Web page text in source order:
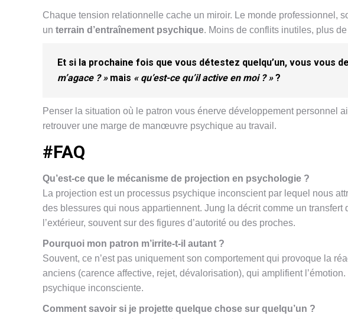
Chaque tension relationnelle cache un miroir. Le monde professionnel,
un terrain d’entraînement psychique. Moins de conflits inutiles, plus
Et si la prochaine fois que vous détestez quelqu’un, vous vous
m’agace ? »mais « qu’est-ce qu’il active en moi ? »?
Penser la situation où le patron vous énerve développement personnel
retrouver une marge de manœuvre psychique au travail.
#FAQ
Qu’est-ce que le mécanisme de projection en psychologie ?
La projection est un processus psychique inconscient par lequel nous
des blessures qui nous appartiennent. Jung la décrit comme un transfert
l’extérieur, souvent sur des figures d’autorité ou des proches.
Pourquoi mon patron m’irrite-t-il autant ?
Souvent, ce n’est pas uniquement son comportement qui provoque la
anciens (carence affective, rejet, dévalorisation), qui amplifient
psychique inconsciente.
Comment savoir si je projette quelque chose sur quelqu’un ?